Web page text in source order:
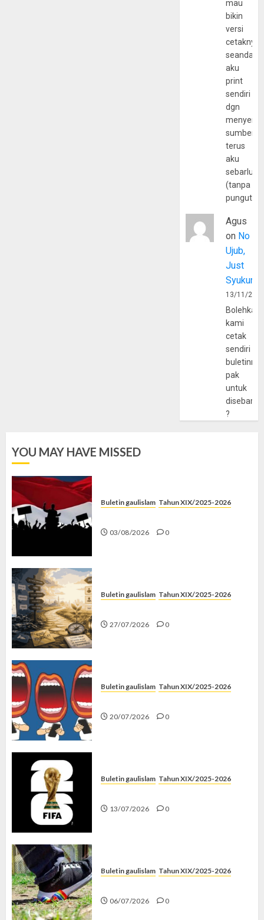
mau
bikin
versi
cetaknya
aku
print
sendiri
dgn
sumber
terus
aku
(tanpa
Agus
on No
Ujub,
Just
Syukur
13/11/
Bolehkah
kami
cetak
sendiri
pak
untuk
?
YOU MAY HAVE MISSED
Buletin gaulislam Tahun XIX/2025-2026
03/08/2026 0
Buletin gaulislam Tahun XIX/2025-2026
27/07/2026 0
Buletin gaulislam Tahun XIX/2025-2026
20/07/2026 0
Buletin gaulislam Tahun XIX/2025-2026
13/07/2026 0
Buletin gaulislam Tahun XIX/2025-2026
06/07/2026 0